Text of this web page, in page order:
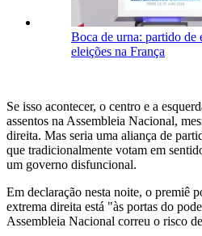
Boca de urna: partido de
eleições na França
Se isso acontecer, o centro e a
assentos na Assembleia Nacional,
direita. Mas seria uma aliança de
que tradicionalmente votam em
um governo disfuncional.
Em declaração nesta noite, o premiê
extrema direita está "às portas do
Assembleia Nacional correu o risco